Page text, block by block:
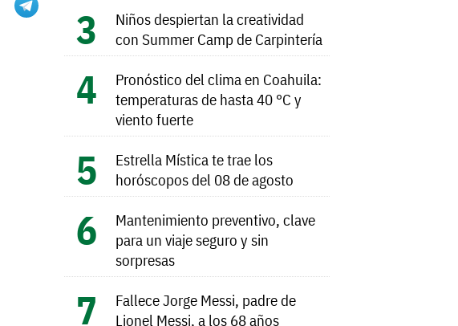
Niños despiertan la creatividad
con Summer Camp de Carpintería
Pronóstico del clima en Coahuila:
temperaturas de hasta 40 °C y
viento fuerte
Estrella Mística te trae los
horóscopos del 08 de agosto
Mantenimiento preventivo, clave
para un viaje seguro y sin
sorpresas
Fallece Jorge Messi, padre de
Lionel Messi, a los 68 años